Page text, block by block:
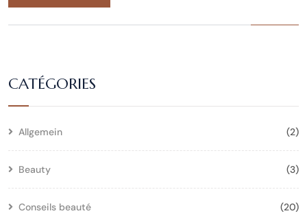
CATÉGORIES
Allgemein (2)
Beauty (3)
Conseils beauté (20)